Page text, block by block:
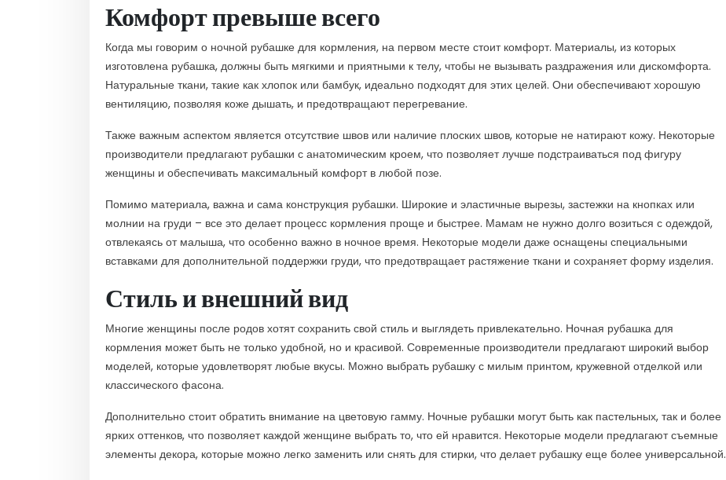
Комфорт превыше всего
Когда мы говорим о ночной рубашке для кормления, на первом месте стоит комфорт. Материалы, из которых
изготовлена рубашка, должны быть мягкими и приятными к телу, чтобы не вызывать раздражения или дискомфорта.
Натуральные ткани, такие как хлопок или бамбук, идеально подходят для этих целей. Они обеспечивают хорошую
вентиляцию, позволяя коже дышать, и предотвращают перегревание.
Также важным аспектом является отсутствие швов или наличие плоских швов, которые не натирают кожу. Некоторые
производители предлагают рубашки с анатомическим кроем, что позволяет лучше подстраиваться под фигуру
женщины и обеспечивать максимальный комфорт в любой позе.
Помимо материала, важна и сама конструкция рубашки. Широкие и эластичные вырезы, застежки на кнопках или
молнии на груди – все это делает процесс кормления проще и быстрее. Мамам не нужно долго возиться с одеждой,
отвлекаясь от малыша, что особенно важно в ночное время. Некоторые модели даже оснащены специальными
вставками для дополнительной поддержки груди, что предотвращает растяжение ткани и сохраняет форму изделия.
Стиль и внешний вид
Многие женщины после родов хотят сохранить свой стиль и выглядеть привлекательно. Ночная рубашка для
кормления может быть не только удобной, но и красивой. Современные производители предлагают широкий выбор
моделей, которые удовлетворят любые вкусы. Можно выбрать рубашку с милым принтом, кружевной отделкой или
классического фасона.
Дополнительно стоит обратить внимание на цветовую гамму. Ночные рубашки могут быть как пастельных, так и более
ярких оттенков, что позволяет каждой женщине выбрать то, что ей нравится. Некоторые модели предлагают съемные
элементы декора, которые можно легко заменить или снять для стирки, что делает рубашку еще более универсальной.